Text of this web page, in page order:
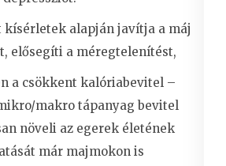
kísérletek alapján javítja a máj
elősegíti a méregtelenítést,
a csökkent kalóriabevitel –
makro tápanyag bevitel
növeli az egerek életének
már majmokon is